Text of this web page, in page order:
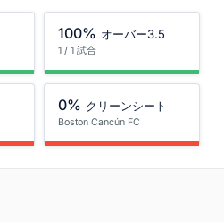
100% オーバー3.5
1 / 1 試合
0% クリーンシート
Boston Cancún FC